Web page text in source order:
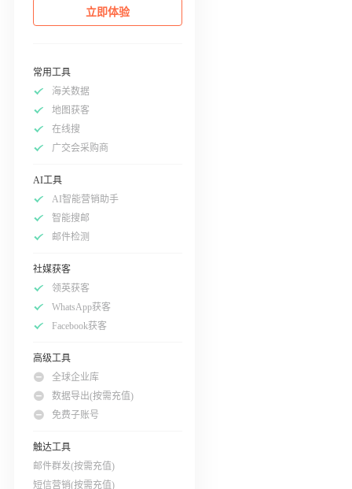
立即体验
常用工具
海关数据
地图获客
在线搜
广交会采购商
AI工具
AI智能营销助手
智能搜邮
邮件检测
社媒获客
领英获客
WhatsApp获客
Facebook获客
高级工具
全球企业库
数据导出(按需充值)
免费子账号
触达工具
邮件群发(按需充值)
短信营销(按需充值)